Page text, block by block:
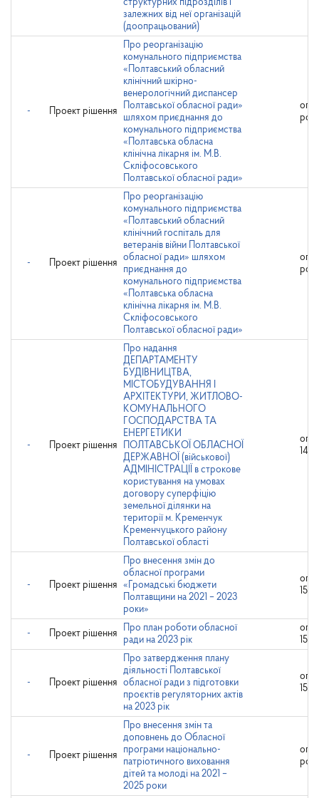
структурних підрозділів і
залежних від неї організацій
(доопрацьований)
- Проект рішення
Про реорганізацію
комунального підприємства
«Полтавський обласний
клінічний шкірно-
венерологічний диспансер
Полтавської обласної ради»
шляхом приєднання до
комунального підприємства
«Полтавська обласна
клінічна лікарня ім. М.В.
Скліфосовського
Полтавської обласної ради»
- Проект рішення
Про реорганізацію
комунального підприємства
«Полтавський обласний
клінічний госпіталь для
ветеранів війни Полтавської
обласної ради» шляхом
приєднання до
комунального підприємства
«Полтавська обласна
клінічна лікарня ім. М.В.
Скліфосовського
Полтавської обласної ради»
- Проект рішення
Про надання
ДЕПАРТАМЕНТУ
БУДІВНИЦТВА,
МІСТОБУДУВАННЯ І
АРХІТЕКТУРИ, ЖИТЛОВО-
КОМУНАЛЬНОГО
ГОСПОДАРСТВА ТА
ЕНЕРГЕТИКИ
ПОЛТАВСЬКОЇ ОБЛАСНОЇ
ДЕРЖАВНОЇ (військової)
АДМІНІСТРАЦІЇ в строкове
користування на умовах
договору суперфіцію
земельної ділянки на
території м. Кременчук
Кременчуцького району
Полтавської області
- Проект рішення
Про внесення змін до
обласної програми
«Громадські бюджети
Полтавщини на 2021 – 2023
роки»
- Проект рішення
Про план роботи обласної
ради на 2023 рік
- Проект рішення
Про затвердження плану
діяльності Полтавської
обласної ради з підготовки
проєктів регуляторних актів
на 2023 рік
- Проект рішення
Про внесення змін та
доповнень до Обласної
програми національно-
патріотичного виховання
дітей та молоді на 2021 –
2025 роки